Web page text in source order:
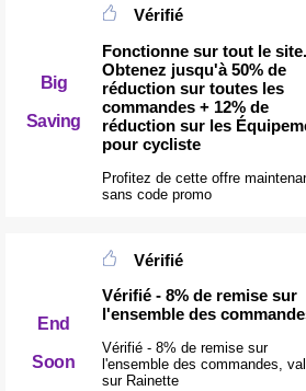
Big
Saving
Vérifié
Fonctionne sur tout le site.
Obtenez jusqu'à 50% de
réduction sur toutes les
commandes + 12% de
réduction sur les
pour cycliste
Profitez de cette offre
sans code promo
End
Soon
Vérifié
Vérifié - 8% de remise sur
l'ensemble des
Vérifié - 8% de remise sur
l'ensemble des commandes,
sur Rainette